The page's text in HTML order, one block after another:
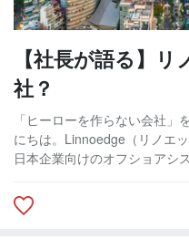
【社長が語る】
社？
「ヒーローを作らない会社
にちは。Linnoedge（リノエ
日本企業向けのオフショアシ